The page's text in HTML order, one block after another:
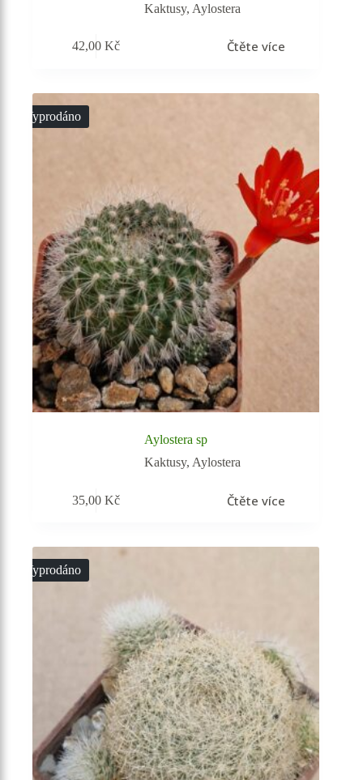
Kaktusy, Aylostera
42,00Kč Čtěte více
Vyprodáno
Aylostera sp
Kaktusy, Aylostera
35,00Kč Čtěte více
Vyprodáno